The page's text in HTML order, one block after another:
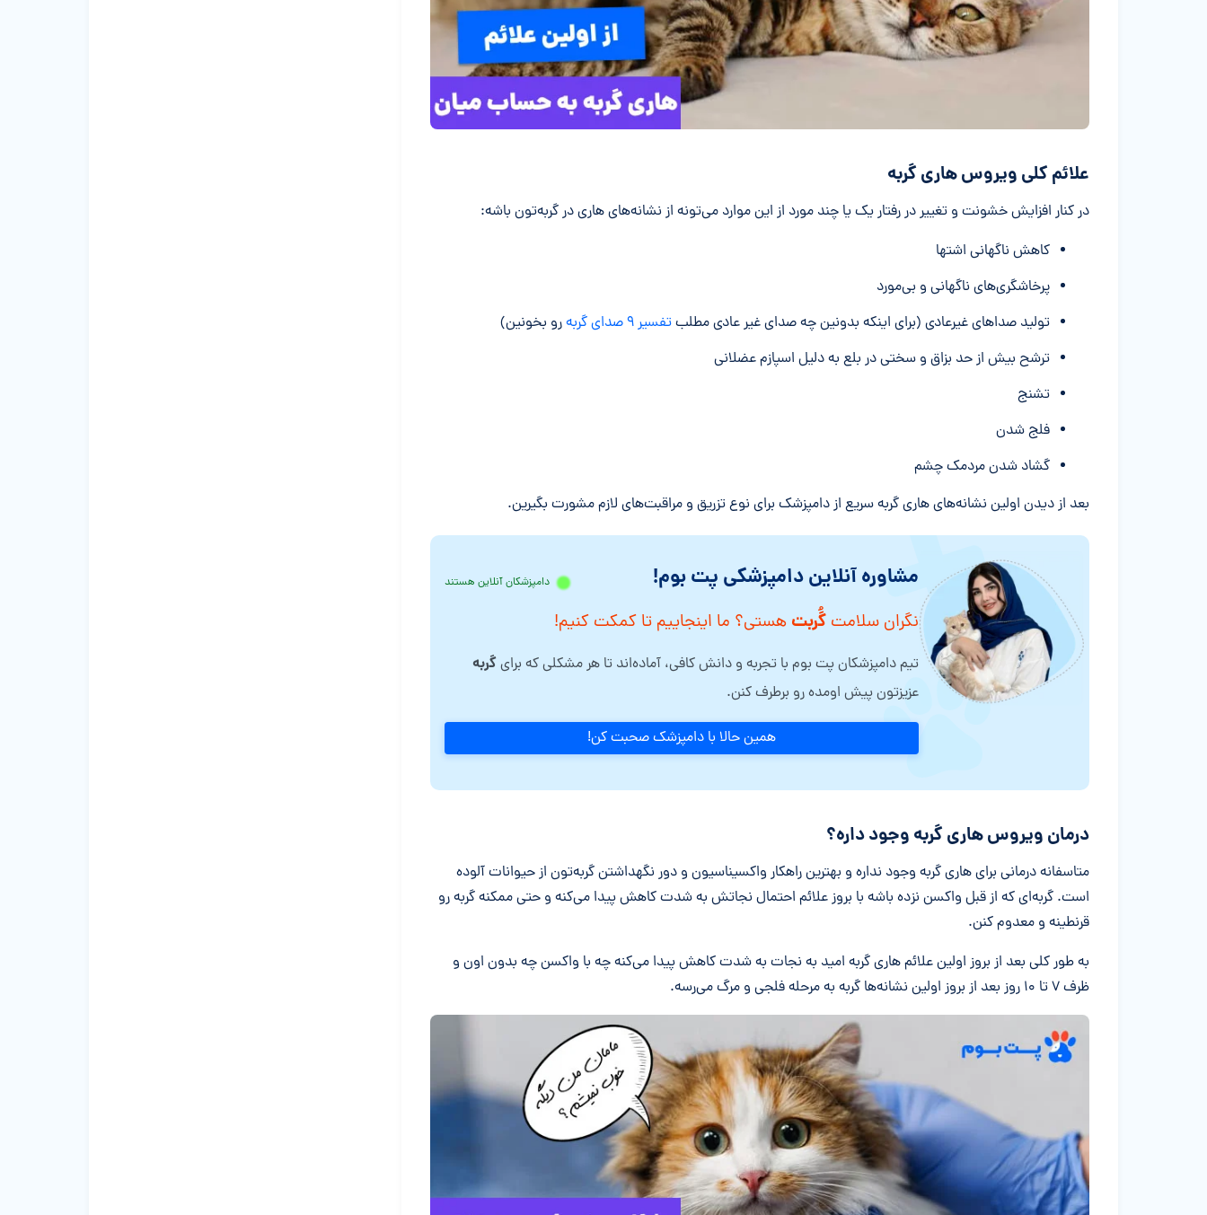
علائم کلی ویروس هاری گربه
در کنار افزایش خشونت و تغییر در رفتار یک یا چند مورد از این موارد می‌تونه از نشانه‌های هاری در گربه‌تون باشه:
کاهش ناگهانی اشتها
پرخاشگری‌های ناگهانی و بی‌مورد
تولید صداهای غیرعادی (برای اینکه بدونین چه صدای غیر عادی مطلبتفسیر ۹ صدای گربه
رو بخونین)
ترشح بیش از حد بزاق و سختی در بلع به دلیل اسپازم عضلانی
تشنج
فلج شدن
گشاد شدن مردمک چشم
بعد از دیدن اولین نشانه‌های هاری گربه سریع از دامپزشک برای نوع تزریق و مراقبت‌‎های لازم مشورت بگیرین.
مشاوره آنلاین دامپزشکی پت بوم! دامپزشکان آنلاین هستند
نگران سلامتگُربت هستی؟ ما اینجاییم تا کمکت کنیم!
تیم دامپزشکان پت بوم با تجربه و دانش کافی، آماده‌اند تا هر مشکلی که برایگربه
عزیزتون پیش اومده رو برطرف کنن.
همین حالا با دامپزشک صحبت کن!
درمان ویروس هاری گربه وجود داره؟
متاسفانه درمانی برای هاری گربه وجود نداره و بهترین راهکار واکسیناسیون و دور نگهداشتن گربه‌تون از حیوانات آلوده‌
است. گربه‌ای که از قبل واکسن نزده باشه با بروز علائم احتمال نجاتش به شدت کاهش پیدا می‌کنه و حتی ممکنه گربه رو
قرنطینه و معدوم کنن.
به طور کلی بعد از بروز اولین علائم هاری گربه امید به نجات به شدت کاهش پیدا می‌کنه چه با واکسن چه بدون اون و
ظرف ۷ تا ۱۰ روز بعد از بروز اولین نشانه‌ها گربه به مرحله فلجی و مرگ می‌رسه.